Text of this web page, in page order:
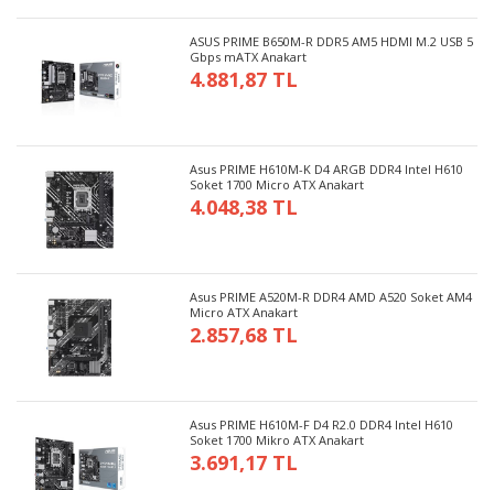
ASUS PRIME B650M-R DDR5 AM5 HDMI M.2 USB 5
Gbps mATX Anakart
4.881,87 TL
Asus PRIME H610M-K D4 ARGB DDR4 Intel H610
Soket 1700 Micro ATX Anakart
4.048,38 TL
Asus PRIME A520M-R DDR4 AMD A520 Soket AM4
Micro ATX Anakart
2.857,68 TL
Asus PRIME H610M-F D4 R2.0 DDR4 Intel H610
Soket 1700 Mikro ATX Anakart
3.691,17 TL